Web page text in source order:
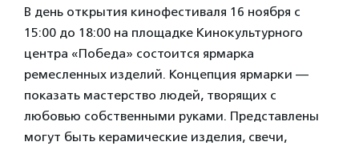
В день открытия кинофестиваля 16 ноября с
15:00 до 18:00 на площадке Кинокультурного
центра «Победа» состоится ярмарка
ремесленных изделий. Концепция ярмарки —
показать мастерство людей, творящих с
любовью собственными руками. Представлены
могут быть керамические изделия, свечи,